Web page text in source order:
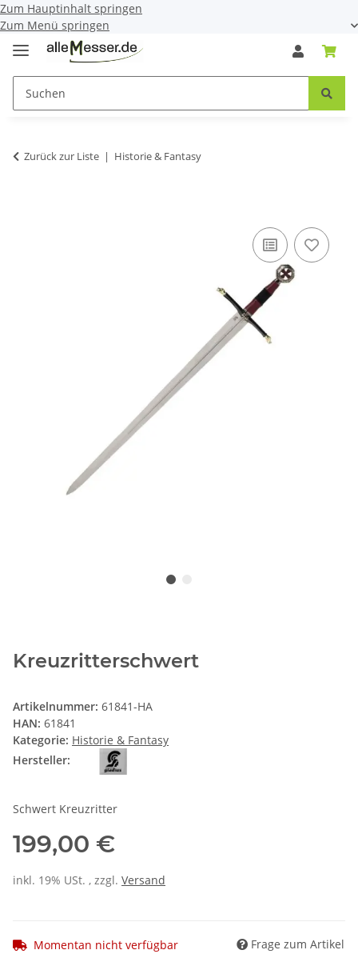
Zum Hauptinhalt springen
Zum Menü springen
Zurück zur Liste Historie & Fantasy
Kreuzritterschwert
Artikelnummer: 61841-HA
HAN: 61841
Kategorie: Historie & Fantasy
Hersteller:
Schwert Kreuzritter
199,00 €
inkl. 19% USt. , zzgl. Versand
Momentan nicht verfügbar Frage zum Artikel